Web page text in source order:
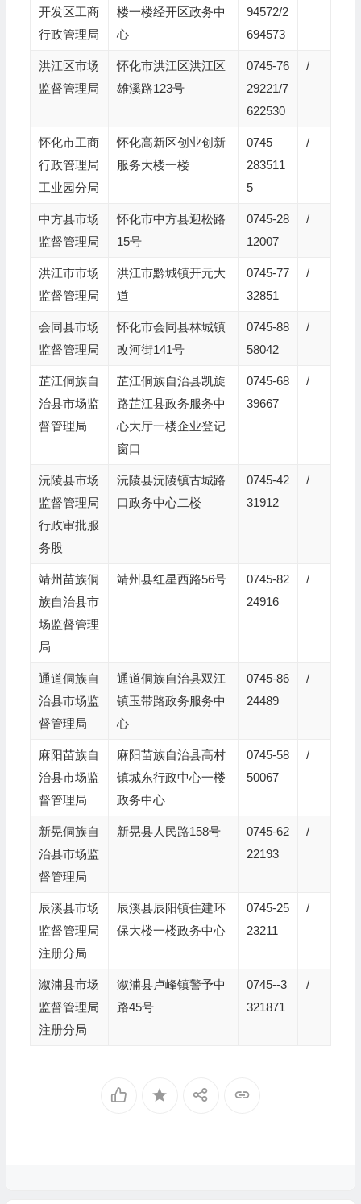
开发区工商
行政管理局
楼一楼经开区政务中
心
94572/2
694573
洪江区市场
监督管理局
怀化市洪江区洪江区
雄溪路123号
0745-76
29221/7
622530
/
怀化市工商
行政管理局
工业园分局
怀化高新区创业创新
服务大楼一楼
0745—
283511
5
/
中方县市场
监督管理局
怀化市中方县迎松路
15号
0745-28
12007
/
洪江市市场
监督管理局
洪江市黔城镇开元大
道
0745-77
32851
/
会同县市场
监督管理局
怀化市会同县林城镇
改河街141号
0745-88
58042
/
芷江侗族自
治县市场监
督管理局
芷江侗族自治县凯旋
路芷江县政务服务中
心大厅一楼企业登记
窗口
0745-68
39667
/
沅陵县市场
监督管理局
行政审批服
务股
沅陵县沅陵镇古城路
口政务中心二楼
0745-42
31912
/
靖州苗族侗
族自治县市
场监督管理
局
靖州县红星西路56号
0745-82
24916
/
通道侗族自
治县市场监
督管理局
通道侗族自治县双江
镇玉带路政务服务中
心
0745-86
24489
/
麻阳苗族自
治县市场监
督管理局
麻阳苗族自治县高村
镇城东行政中心一楼
政务中心
0745-58
50067
/
新晃侗族自
治县市场监
督管理局
新晃县人民路158号
0745-62
22193
/
辰溪县市场
监督管理局
注册分局
辰溪县辰阳镇住建环
保大楼一楼政务中心
0745-25
23211
/
溆浦县市场
监督管理局
注册分局
溆浦县卢峰镇警予中
路45号
0745--3
321871
/